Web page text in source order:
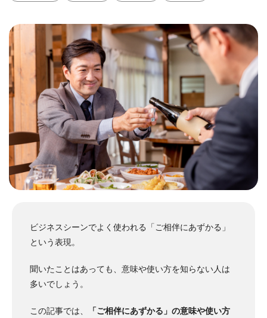
ビジネスシーンでよく使われる「ご相伴にあずかる」
という表現。
聞いたことはあっても、意味や使い方を知らない人は
多いでしょう。
この記事では、
「ご相伴にあずかる」の意味や使い方